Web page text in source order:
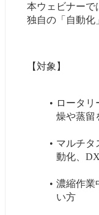
本ウェビナーで
独自の「自動化
【対象】
ロータ
燥や蒸留
マルチタ
動化、
濃縮作業
い方